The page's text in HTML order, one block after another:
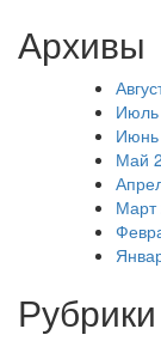
Архивы
Июль
Июнь
Май
Март
Рубрики